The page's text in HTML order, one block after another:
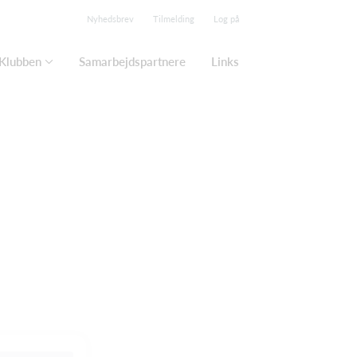
Nyhedsbrev Tilmelding Log på
Klubben Samarbejdspartnere Links